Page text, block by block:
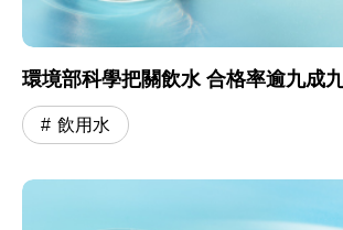
環境部科學把關飲水 合格率逾九成
飲用水